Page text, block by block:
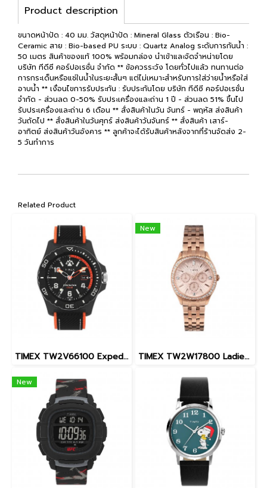
Product description
ขนาดหน้าปัด : 40 มม. วัสดุหน้าปัด : Mineral Glass ตัวเรือน : Bio-
Ceramic สาย : Bio-based PU ระบบ : Quartz Analog ระดับการกันน้ำ :
50 เมตร สินค้าของแท้ 100% พร้อมกล่อง นำเข้าและจัดจำหน่ายโดย
บริษัท ทีดีซี คอร์ปอเรชั่น จำกัด ** ข้อควรระวัง โดยทั่วไปแล้ว ทนทานต่อ
การกระเด็นหรือแช่ในน้ำในระยะสั้นๆ แต่ไม่เหมาะสำหรับการใส่ว่ายน้ำหรือใส่
อาบน้ำ ** เงื่อนไขการรับประกัน : รับประกันโดย บริษัท ทีดีซี คอร์ปอเรชั่น
จำกัด - ส่วนลด 0-50% รับประเครื่องและถ่าน 1 ปี - ส่วนลด 51% ขึ้นไป
รับประเครื่องและถ่าน 6 เดือน ** สั่งสินค้าในวัน จันทร์ - พฤหัส ส่งสินค้า
วันถัดไป ** สั่งสินค้าในวันศุกร์ ส่งสินค้าวันจันทร์ ** สั่งสินค้า เสาร์-
อาทิตย์ ส่งสินค้าวันอังคาร ** ลูกค้าจะได้รับสินค้าหลังจากที่ร้านจัดส่ง 2-
5 วันทำการ
Related Product
TIMEX TW2V66100 Expedition North® Freedive Ocea นาฬิกาข้อมือผู้ชาย สายผลิตจากวัสดุใต้ทะเลลึก สีดำ/ส้ม หน้าปัด 46 มม.
New
TIMEX TW2W17800 Ladies นาฬิกาข้อมือผู้หญิง สายสแตนเลส สีโรสโกลด์ หน้าปัด 36 มม.
New